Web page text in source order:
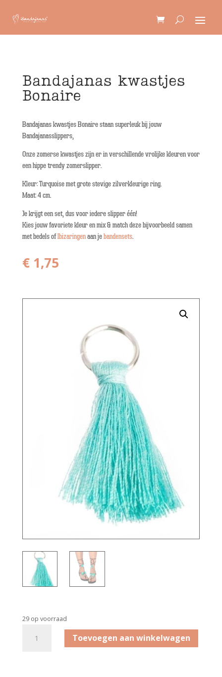
Bandajanas kwastjes
Bonaire
Bandajanas kwastjes Bonaire staan superleuk bij jouw
Bandajanasslippers,
Onze zomerse kwastjes zijn er in verschillende vrolijke kleuren voor
een hippe trendy zomerslipper.
Kleur: Turquoise met grote stevige zilverkleurige ring.
Maat: 4 cm.
Je krijgt een set, dus voor iedere slipper één!
Kies jouw favoriete kleur en mix & match deze bijvoorbeeld samen
met bedels ofIbizaringenaan jebandensets.
€1,75
29 op voorraad
kwastjes
Toevoegen aan winkelwagen